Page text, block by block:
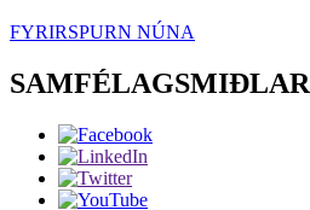
FYRIRSPURN NÚNA
SAMFÉLAGSMIÐLAR